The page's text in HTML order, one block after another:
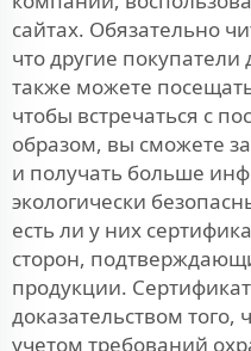
сайтах. Обязательно
что другие
также можете
чтобы встречаться с
образом, вы сможете
и получать больше
экологически
есть ли у них
сторон,
продукции.
доказательством того,
учетом требований